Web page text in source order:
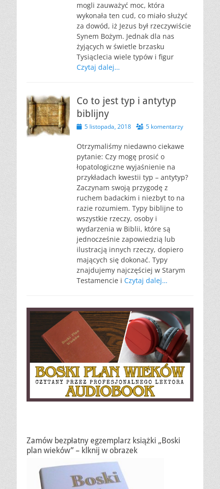
mogli zauważyć moc, która
wykonała ten cud, co miało służyć
za dowód, iż Jezus był rzeczywiście
Synem Bożym. Jednak dla nas
żyjących w świetle brzasku
Tysiąclecia wiele typów i figur
Czytaj dalej…
Co to jest typ i antytyp
biblijny
Opublikowano
5 listopada, 2018 5 komentarzy
Otrzymaliśmy niedawno ciekawe
pytanie: Czy mogę prosić o
łopatologiczne wyjaśnienie na
przykładach kwestii typ – antytyp?
Zaczynam swoją przygodę z
ruchem badackim i niezbyt to na
razie rozumiem. Typy biblijne to
wszystkie rzeczy, osoby i
wydarzenia w Biblii, które są
jednocześnie zapowiedzią lub
ilustracją innych rzeczy, dopiero
mających się dokonać. Typy
znajdujemy najczęściej w Starym
Testamencie i Czytaj dalej…
Zamów bezpłatny egzemplarz książki „Boski
plan wieków” – klknij w obrazek